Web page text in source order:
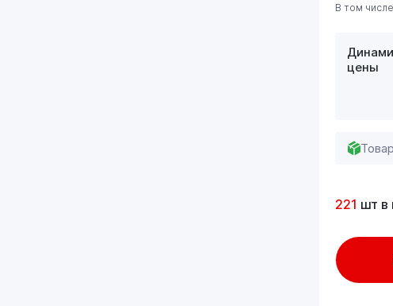
В том
цены
221 шт в